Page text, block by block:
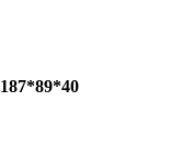
187*89*40